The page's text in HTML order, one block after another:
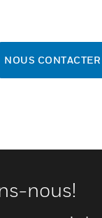
NOUS CONTACTER
nous!